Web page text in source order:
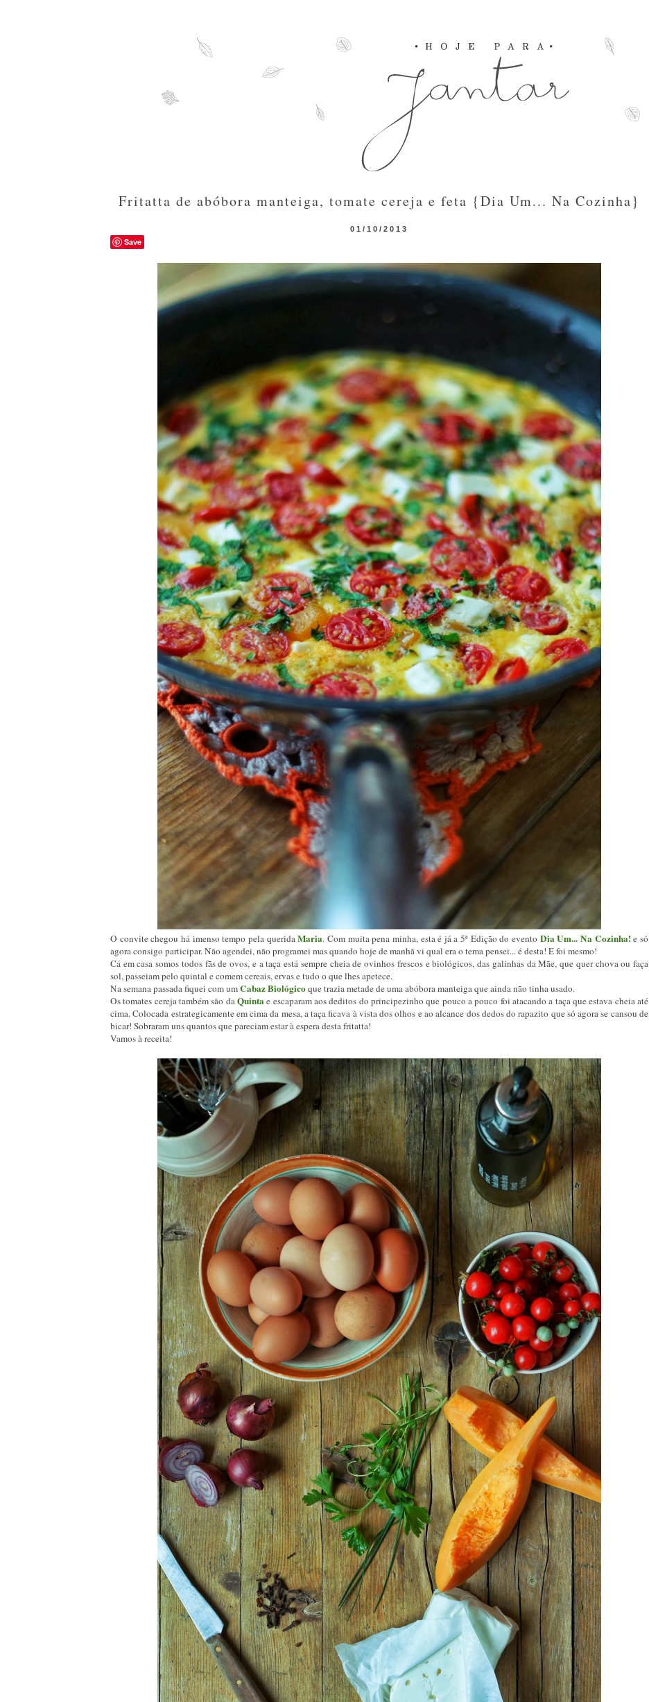
01/10/2013
Fritatta de abóbora manteiga, tomate cereja e feta {Dia Um... Na Cozinha}
Save
O convite chegou há imenso tempo pela queridaMaria. Com muita pena minha, esta é já a 5ª Edição do evento Dia Um... Na Cozinha!e só
agora consigo participar. Não agendei, não programei mas quando hoje de manhã vi qual era o tema pensei... é desta! E foi mesmo!
Cá em casa somos todos fãs de ovos, e a taça está sempre cheia de ovinhos frescos e biológicos, das galinhas da Mãe, que quer chova ou faça
sol, passeiam pelo quintal e comem cereais, ervas e tudo o que lhes apetece.
Na semana passada fiquei com umCabaz Biológicoque trazia metade de uma abóbora manteiga que ainda não tinha usado.
Os tomates cereja também são daQuintae escaparam aos deditos do principezinho que pouco a pouco foi atacando a taça que estava cheia até
cima. Colocada estrategicamente em cima da mesa, a taça ficava à vista dos olhos e ao alcance dos dedos do rapazito que só agora se cansou de
bicar! Sobraram uns quantos que pareciam estar à espera desta fritatta!
Vamos à receita!